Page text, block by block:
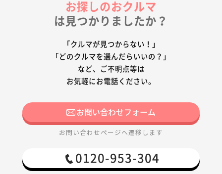
お探しのおクルマ
は見つかりましたか？
「クルマが見つからない！」
「どのクルマを選んだらいいの？」
など、ご不明点等は
お気軽にお電話ください。
お問い合わせフォーム
お問い合わせページへ遷移します
0120-953-304